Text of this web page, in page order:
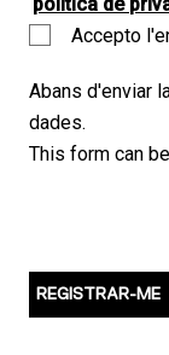
Accepto
Abans d'enviar
dades.
This form can